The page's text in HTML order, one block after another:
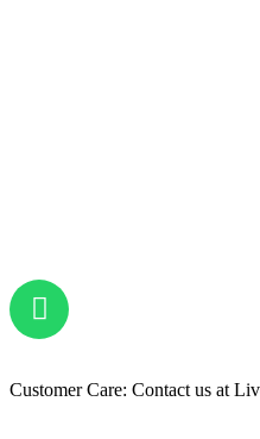
Customer Care: Contact us at